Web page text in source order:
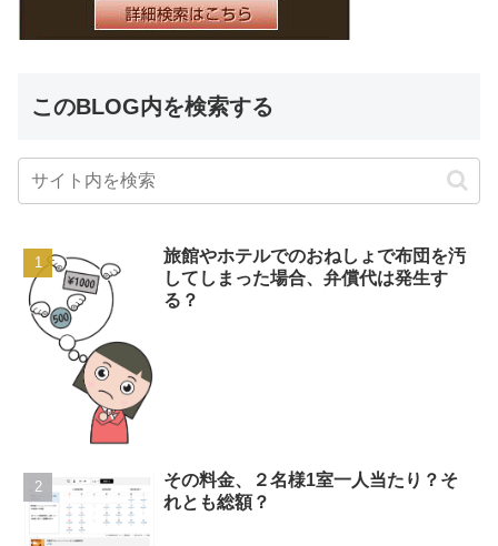
このBLOG内を検索する
旅館やホテルでのおねしょで布団を汚
してしまった場合、弁償代は発生す
る？
その料金、２名様1室一人当たり？そ
れとも総額？